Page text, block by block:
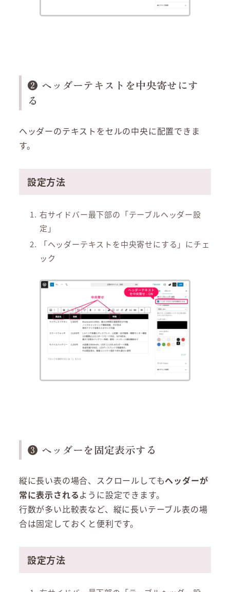
❷ ヘッダーテキストを中央寄せにす
る
ヘッダーのテキストをセルの中央に配置できま
す。
設定方法
右サイドバー最下部の「テーブルヘッダー設
定」
「ヘッダーテキストを中央寄せにする」にチェ
ック
❸ ヘッダーを固定表示する
縦に長い表の場合、スクロールしてもヘッダーが
常に表示されるように設定できます。
行数が多い比較表など、縦に長いテーブル表の場
合は固定しておくと便利です。
設定方法